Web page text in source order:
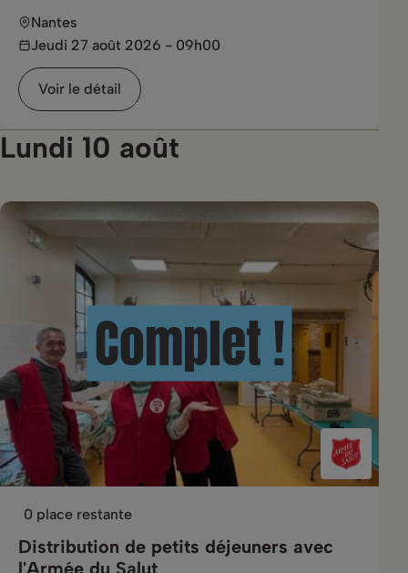
Nantes
Jeudi 27 août 2026 - 09h00
Voir le détail
Lundi 10 août
Complet !
0 place restante
Distribution de petits déjeuners avec
l'Armée du Salut